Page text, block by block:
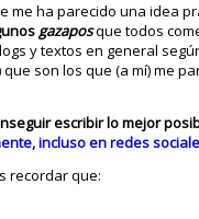
me ha parecido una idea
gazaposque todos
y textos en general
que son los que (a mí) me
escribir lo mejor
incluso en redes
recordar que: